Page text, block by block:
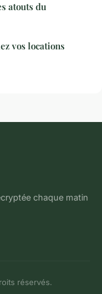
atouts du
vos locations
chaque matin
réservés.